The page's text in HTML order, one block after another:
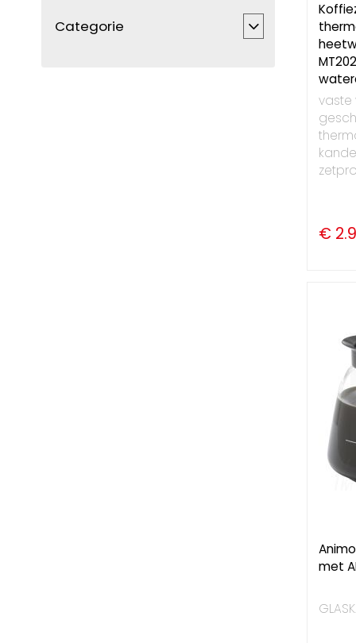
Categorie
vaste
€
met